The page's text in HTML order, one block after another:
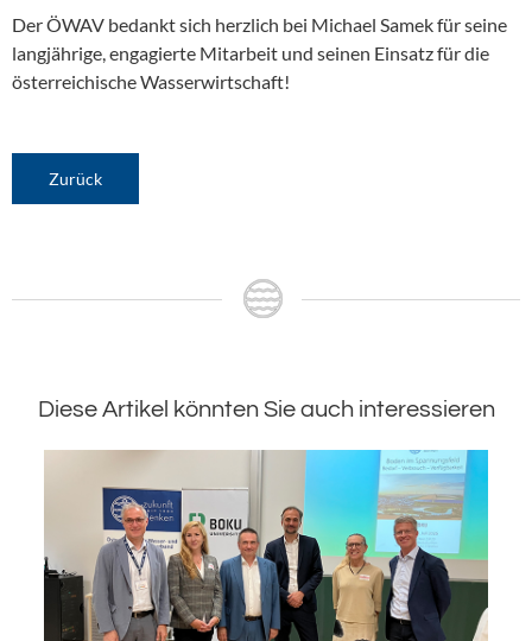
Der ÖWAV bedankt sich herzlich bei Michael Samek für seine
langjährige, engagierte Mitarbeit und seinen Einsatz für die
österreichische Wasserwirtschaft!
Zurück
Diese Artikel könnten Sie auch interessieren